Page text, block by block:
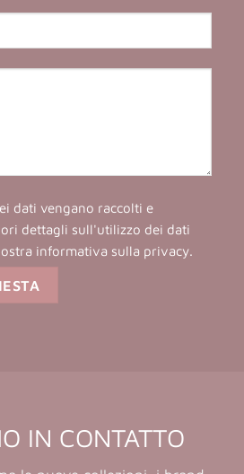
dati vengano raccolti e
dettagli sull'utilizzo dei dati
informativa sulla privacy.
IN CONTATTO